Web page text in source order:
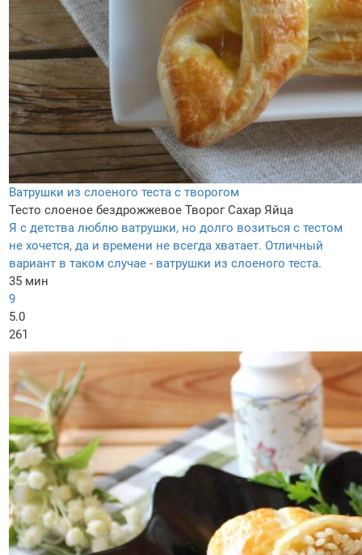
Ватрушки из слоеного теста с творогом
Тесто слоеное бездрожжевое Творог Сахар Яйца
Я с детства люблю ватрушки, но долго возиться с тестом
не хочется, да и времени не всегда хватает. Отличный
вариант в таком случае - ватрушки из слоеного теста.
35 мин
9
5.0
261